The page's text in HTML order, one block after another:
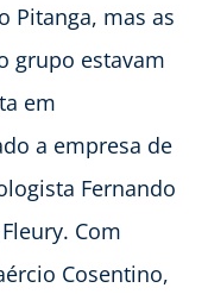
Pitanga, mas as
grupo estavam
em
a empresa de
Fernando
Com
Cosentino,